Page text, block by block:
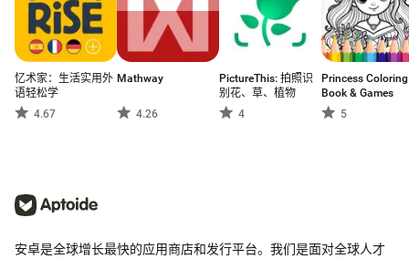
忆术家：生活实用外
语轻松学
4.67
Mathway
4.26
PictureThis: 拍照识
别花、草、植物
4
Princess Coloring
Book & Games
5
安卓是全球增长最快的应用商店和发行平台。我们是面对全球人才